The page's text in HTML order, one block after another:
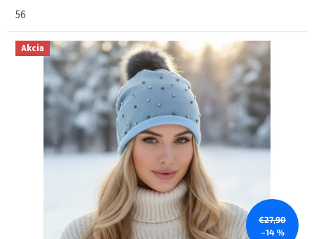
56
Akcia
€27,90
–14 %